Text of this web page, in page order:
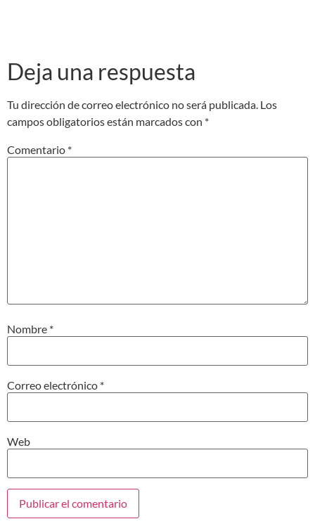
Deja una respuesta
Tu dirección de correo electrónico no será publicada. Los
campos obligatorios están marcados con *
Comentario *
Nombre *
Correo electrónico *
Web